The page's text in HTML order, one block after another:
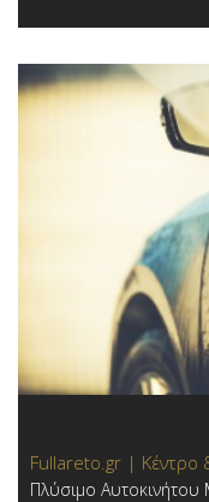
Fullareto.gr | Κέντρο
Πλύσιμο